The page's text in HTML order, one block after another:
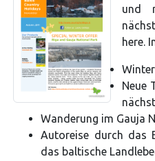
und
here.
Neue
Wanderung im Gauja
Autoreise durch das
das baltische